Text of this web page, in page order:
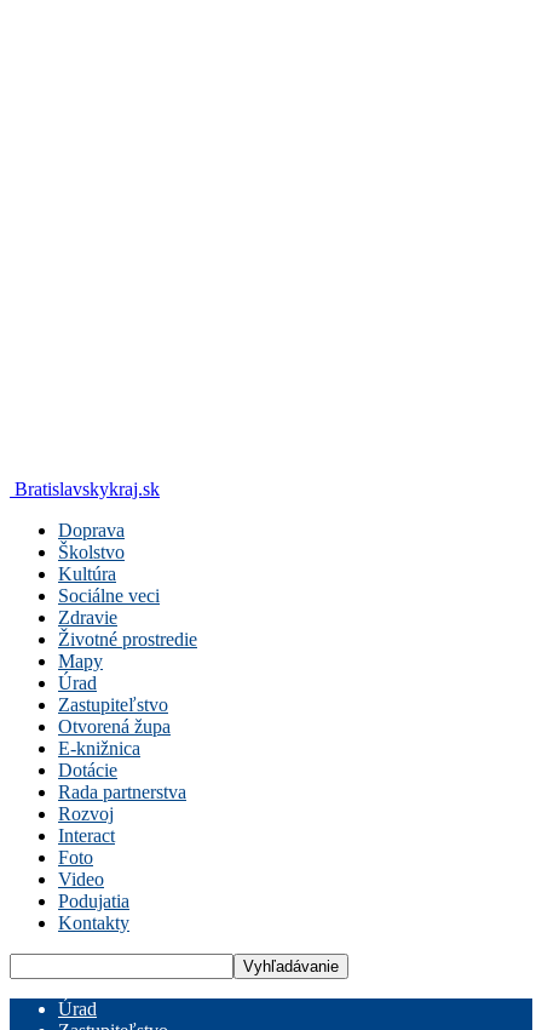
Bratislavskykraj.sk
Doprava
Školstvo
Kultúra
Sociálne veci
Zdravie
Životné prostredie
Mapy
Úrad
Zastupiteľstvo
Otvorená župa
E-knižnica
Dotácie
Rada partnerstva
Rozvoj
Interact
Foto
Video
Podujatia
Kontakty
Úrad